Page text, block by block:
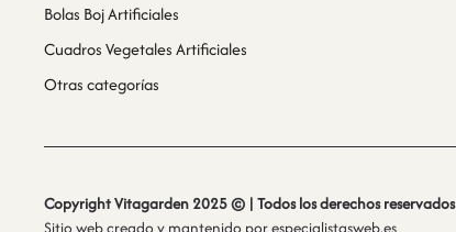
Bolas Boj Artificiales
Cuadros Vegetales Artificiales
Otras categorías
Copyright Vitagarden 2025 © | Todos los derechos reservados
Sitio web creado y mantenido porespecialistasweb.es